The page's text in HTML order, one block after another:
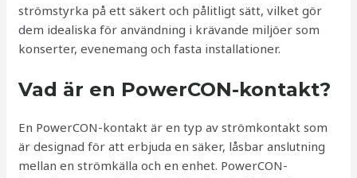
strömstyrka på ett säkert och pålitligt sätt, vilket gör
dem idealiska för användning i krävande miljöer som
konserter, evenemang och fasta installationer.
Vad är en PowerCON-kontakt?
En PowerCON-kontakt är en typ av strömkontakt som
är designad för att erbjuda en säker, låsbar anslutning
mellan en strömkälla och en enhet. PowerCON-